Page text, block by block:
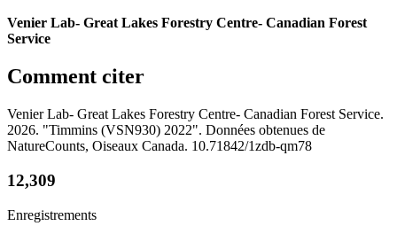
Venier Lab- Great Lakes Forestry Centre- Canadian Forest
Service
Comment citer
Venier Lab- Great Lakes Forestry Centre- Canadian Forest Service.
2026. "Timmins (VSN930) 2022". Données obtenues de
NatureCounts, Oiseaux Canada. 10.71842/1zdb-qm78
12,309
Enregistrements